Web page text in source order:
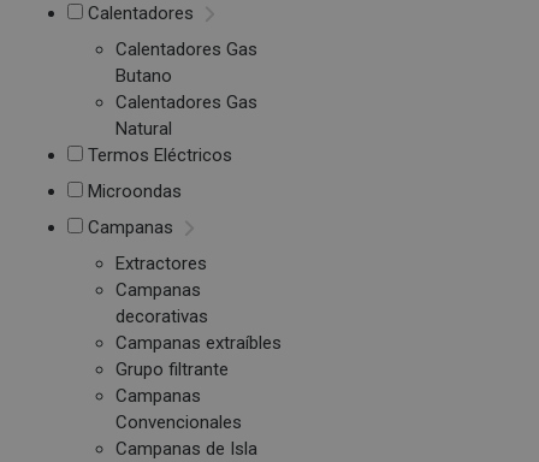
Calentadores
Calentadores Gas
Butano
Calentadores Gas
Natural
Termos Eléctricos
Microondas
Campanas
Extractores
Campanas
decorativas
Campanas extraíbles
Grupo filtrante
Campanas
Convencionales
Campanas de Isla